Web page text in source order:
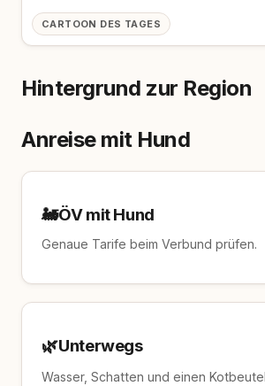
Hintergrund zur Region
CARTOON DES TAGES
Anreise mit Hund
🚂ÖV mit Hund
Genaue Tarife beim Verbund prüfen.
🌿Unterwegs
Wasser, Schatten und einen